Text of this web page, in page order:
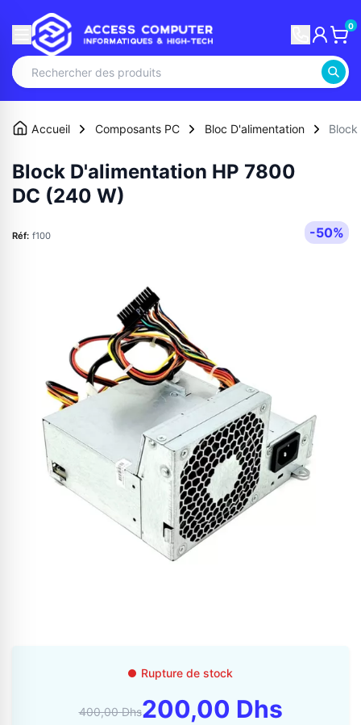
0
Appelez-nous au
06 36 88 27 81
Accueil Composants PC Bloc D'alimentation
Block D'alimentation HP 7800
DC (240 W)
Réf: f100 -50%
Rupture de stock
400,00 Dhs200,00 Dhs